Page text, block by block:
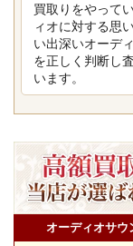
買取りをやって
ィオに対する思
い出深いオーデ
を正しく判断し
います。
オーディオサウ